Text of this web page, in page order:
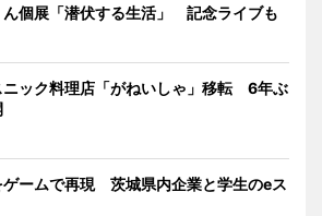
ん個展「潜伏する生活」 記念ライブも
ニック料理店「がねいしゃ」移転 6年ぶ
ゲームで再現 茨城県内企業と学生のeス